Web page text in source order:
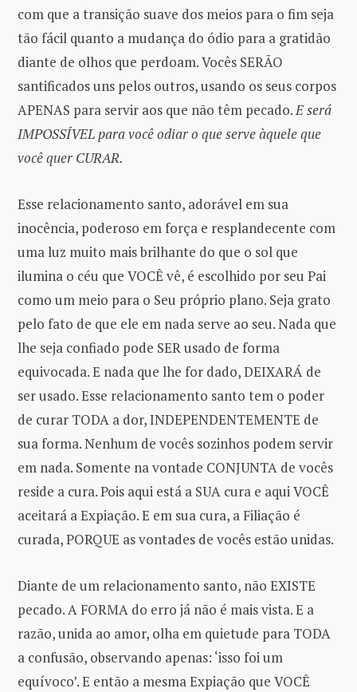
com que a transição suave dos meios para o fim seja
tão fácil quanto a mudança do ódio para a gratidão
diante de olhos que perdoam. Vocês SERÃO
santificados uns pelos outros, usando os seus corpos
APENAS para servir aos que não têm pecado.E será
IMPOSSÍVEL para você odiar o que serve àquele que
você quer CURAR.
Esse relacionamento santo, adorável em sua
inocência, poderoso em força e resplandecente com
uma luz muito mais brilhante do que o sol que
ilumina o céu que VOCÊ vê, é escolhido por seu Pai
como um meio para o Seu próprio plano. Seja grato
pelo fato de que ele em nada serve ao seu. Nada que
lhe seja confiado pode SER usado de forma
equivocada. E nada que lhe for dado, DEIXARÁ de
ser usado. Esse relacionamento santo tem o poder
de curar TODA a dor, INDEPENDENTEMENTE de
sua forma. Nenhum de vocês sozinhos podem servir
em nada. Somente na vontade CONJUNTA de vocês
reside a cura. Pois aqui está a SUA cura e aqui VOCÊ
aceitará a Expiação. E em sua cura, a Filiação é
curada, PORQUE as vontades de vocês estão unidas.
Diante de um relacionamento santo, não EXISTE
pecado. A FORMA do erro já não é mais vista. E a
razão, unida ao amor, olha em quietude para TODA
a confusão, observando apenas: ‘isso foi um
equívoco’. E então a mesma Expiação que VOCÊ